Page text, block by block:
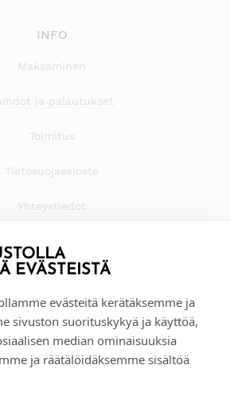
EVÄSTEISTÄ
evästeitä kerätäksemme ja
sivuston suorituskykyä ja käyttöä,
median ominaisuuksia
ja räätälöidäksemme sisältöä
INFO
Maksaminen
ja palautukset
Toimitus
Tietosuojaseloste
Yhteystiedot